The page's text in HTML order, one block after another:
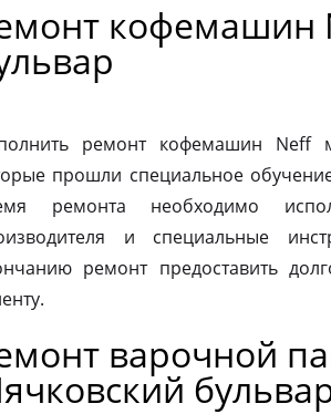
кофемашин
ремонт кофемашин Neff
прошли специальное
ремонта необходимо
и специальные
ремонт предоставить
варочной